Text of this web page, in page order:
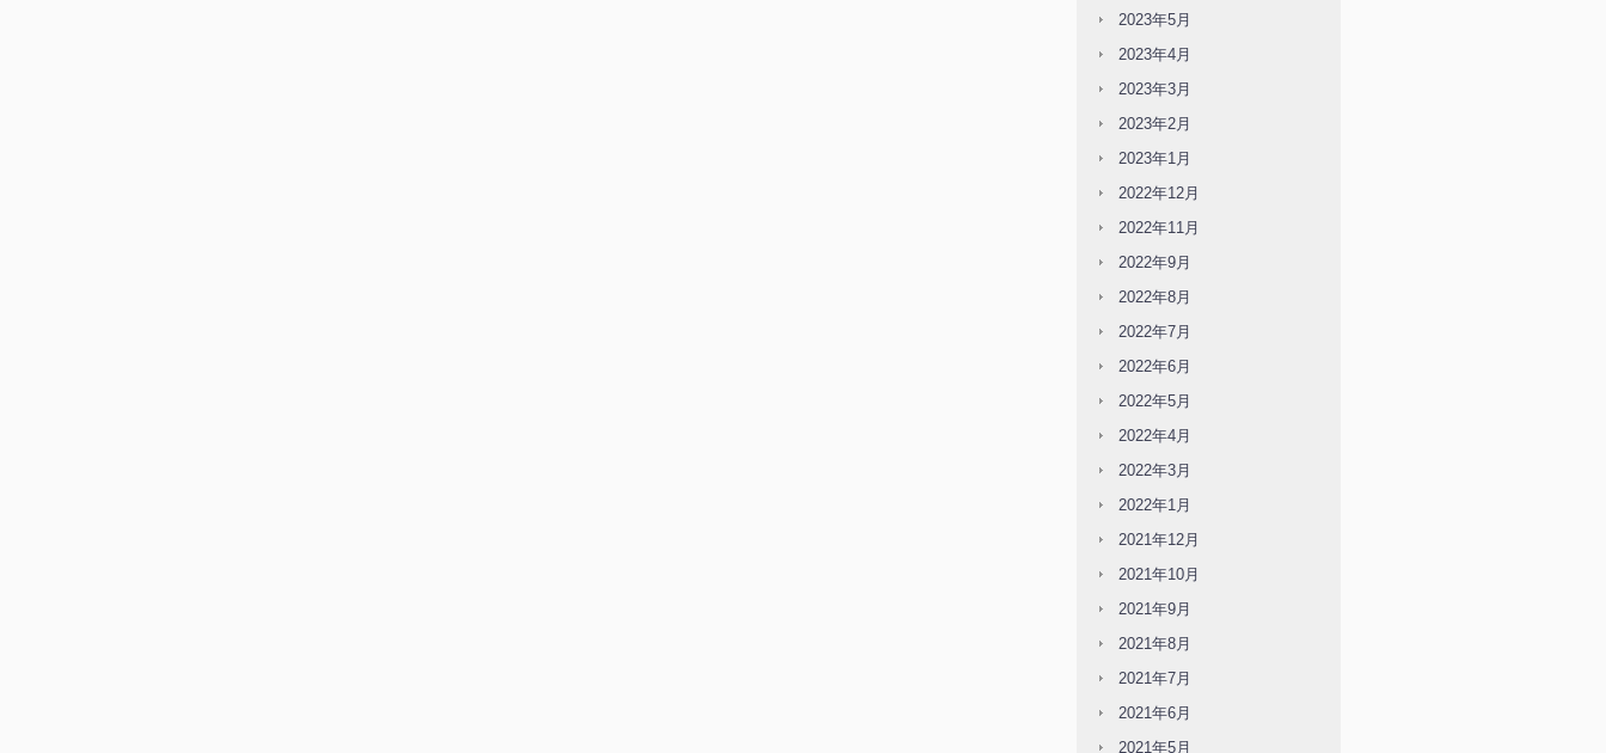
2023年5月
2023年4月
2023年3月
2023年2月
2023年1月
2022年12月
2022年11月
2022年9月
2022年8月
2022年7月
2022年6月
2022年5月
2022年4月
2022年3月
2022年1月
2021年12月
2021年10月
2021年9月
2021年8月
2021年7月
2021年6月
2021年5月